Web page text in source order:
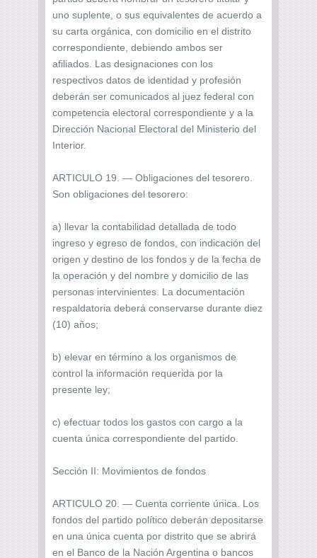
uno suplente, o sus equivalentes de acuerdo a
su carta orgánica, con domicilio en el distrito
correspondiente, debiendo ambos ser
afiliados. Las designaciones con los
respectivos datos de identidad y profesión
deberán ser comunicados al juez federal con
competencia electoral correspondiente y a la
Dirección Nacional Electoral del Ministerio del
Interior.
ARTICULO 19. — Obligaciones del tesorero.
Son obligaciones del tesorero:
a) llevar la contabilidad detallada de todo
ingreso y egreso de fondos, con indicación del
origen y destino de los fondos y de la fecha de
la operación y del nombre y domicilio de las
personas intervinientes. La documentación
respaldatoria deberá conservarse durante diez
(10) años;
b) elevar en término a los organismos de
control la información requerida por la
presente ley;
c) efectuar todos los gastos con cargo a la
cuenta única correspondiente del partido.
Sección II: Movimientos de fondos
ARTICULO 20. — Cuenta corriente única. Los
fondos del partido político deberán depositarse
en una única cuenta por distrito que se abrirá
en el Banco de la Nación Argentina o bancos